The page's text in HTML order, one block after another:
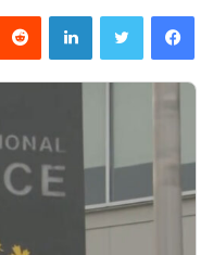
فیس بوک توییتر لینکدین